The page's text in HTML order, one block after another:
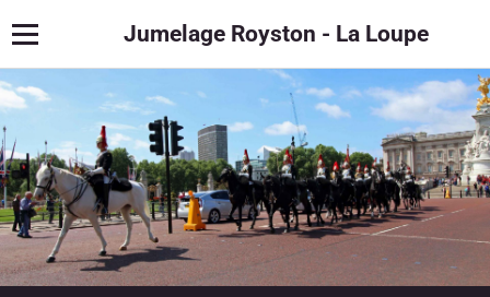
Jumelage Royston - La Loupe